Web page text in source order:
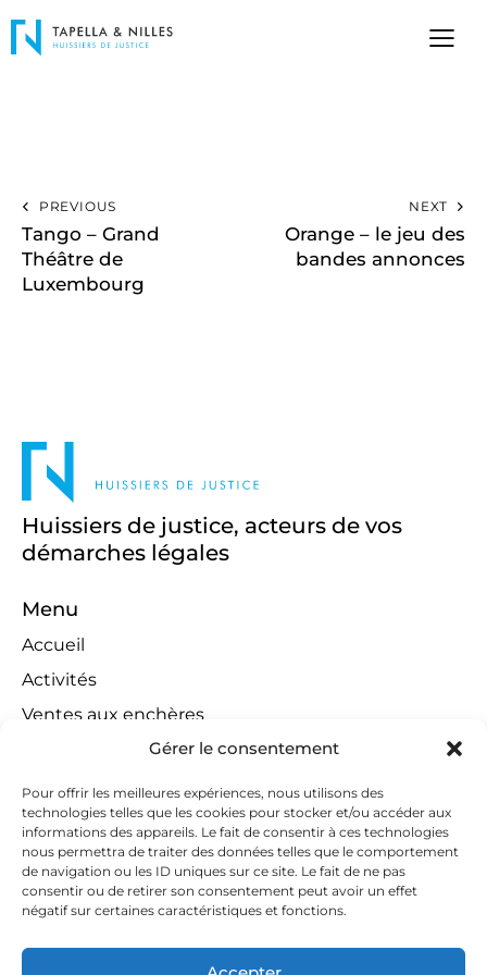
Gérer le consentement
Pour offrir les meilleures expériences, nous utilisons des
technologies telles que les cookies pour stocker et/ou accéder aux
informations des appareils. Le fait de consentir à ces technologies
nous permettra de traiter des données telles que le comportement
de navigation ou les ID uniques sur ce site. Le fait de ne pas
consentir ou de retirer son consentement peut avoir un effet
négatif sur certaines caractéristiques et fonctions.
PREVIOUS
Tango – Grand
Théâtre de
Luxembourg
NEXT
Orange – le jeu des
bandes annonces
Huissiers de justice, acteurs de vos
démarches légales
Menu
Accueil
Activités
Ventes aux enchères
Compétences territoriales
Jeux concours
Liens
Contact
Contactez-nous
huissiers@tapella-nilles.lu